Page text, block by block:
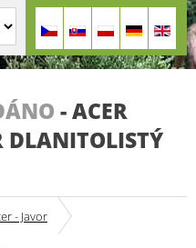
-ACER
DLANITOLISTÝ
- Javor